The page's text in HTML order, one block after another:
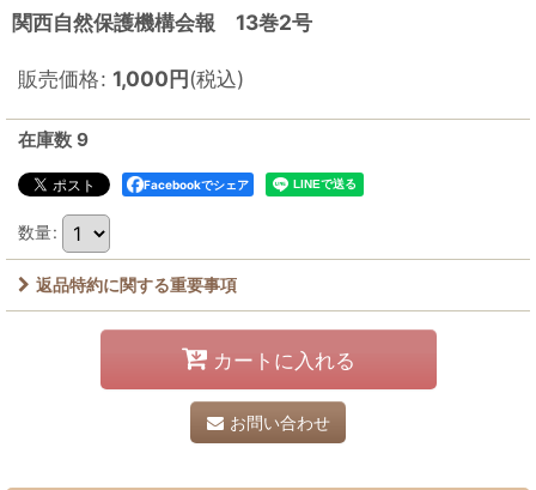
関西自然保護機構会報 13巻2号
販売価格: 1,000円(税込)
在庫数 9
Facebookでシェア
数量:
返品特約に関する重要事項
カートに入れる
お問い合わせ